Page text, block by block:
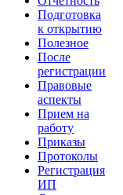
Подготовка
к открытию
Полезное
После
регистрации
Правовые
аспекты
Прием на
работу
Приказы
Протоколы
Регистрация
ИП